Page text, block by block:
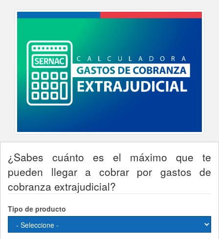
¿Sabes cuánto es el máximo que te
pueden llegar a cobrar por gastos de
cobranza extrajudicial?
Tipo de producto